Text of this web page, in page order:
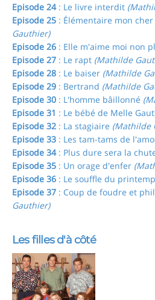
Episode 24: Le livre interdit
Episode 25 : Élémentaire mon
Gauthier)
Episode 26 : Elle m'aime moi non
Episode 27 : Le rapt (Mathilde
Episode 28 : Le baiser (Mathilde
Episode 29 : Bertrand (Mathilde
Episode 30 : L'homme bâillonné
Episode 31 : Le bébé de Melle
Episode 32 : La stagiaire (Mathilde
Episode 33 : Les tam-tams de
Episode 34: Plus dure sera la
Episode 35 : Un orage d'enfer
Episode 36 : Le souffle du
Episode 37 : Coup de foudre et
Gauthier)
Les filles d'à côté